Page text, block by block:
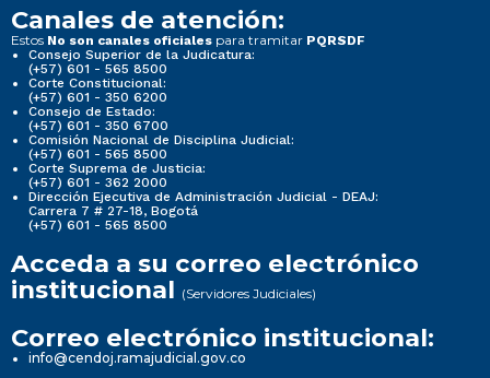
Canales de atención:
Estos No son canales oficiales para tramitar PQRSDF
Consejo Superior de la Judicatura:
(+57) 601 - 565 8500
Corte Constitucional:
(+57) 601 - 350 6200
Consejo de Estado:
(+57) 601 - 350 6700
Comisión Nacional de Disciplina Judicial:
(+57) 601 - 565 8500
Corte Suprema de Justicia:
(+57) 601 - 362 2000
Dirección Ejecutiva de Administración Judicial - DEAJ:
Carrera 7 # 27-18, Bogotá
(+57) 601 - 565 8500
Acceda a su correo electrónico
institucional (Servidores Judiciales)
Correo electrónico institucional:
info@cendoj.ramajudicial.gov.co